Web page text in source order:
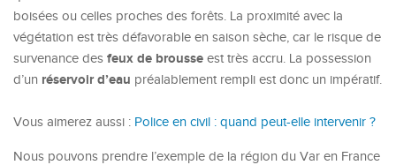
boisées ou celles proches des forêts. La proximité avec la
végétation est très défavorable en saison sèche, car le risque de
survenance des feux de brousse est très accru. La possession
d’un réservoir d’eau préalablement rempli est donc un impératif.
Vous aimerez aussi : Police en civil : quand peut-elle intervenir ?
Nous pouvons prendre l’exemple de la région du Var en France